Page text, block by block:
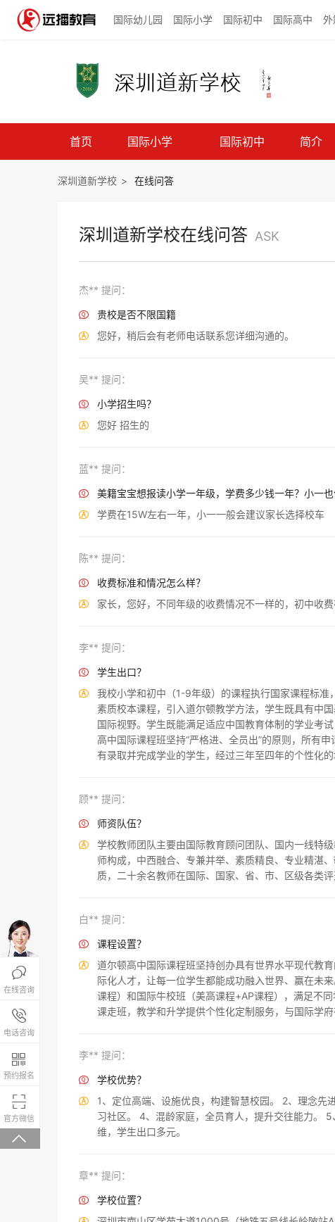
国际幼儿园 国际小学 国际初中 国际高中 外
首页 国际小学 国际初中 简介
深圳道新学校 > 在线问答
深圳道新学校在线问答 ASK
杰** 提问：
 贵校是否不限国籍
 您好，稍后会有老师电话联系您详细沟通的。
吴** 提问：
 小学招生吗？
 您好 招生的
蓝** 提问：
 美籍宝宝想报读小学一年级，学费多少钱一年？小一也
 学费在15W左右一年，小一一般会建议家长选择校车
陈** 提问：
 收费标准和情况怎么样？
 家长，您好，不同年级的收费情况不一样的，初中收
李** 提问：
 学生出口？

我校小学和初中（1-9年级）的课程执行国家课程标
素质校本课程，引入道尔顿教学方法，学生既具有中
国际视野。学生既能满足适应中国教育体制的学业考
高中国际课程班坚持“严格进、全员出”的原则，所有
有录取并完成学业的学生，经过三年至四年的个性化
顾** 提问：
 师资队伍？

学校教师团队主要由国际教育顾问团队、国内一线特
师构成，中西融合、专兼并举、素质精良、专业精湛
质，二十余名教师在国际、国家、省、市、区级各类评
白** 提问：
 课程设置？

道尔顿高中国际课程班坚持创办具有世界水平现代教
际化人才，让每一位学生都能成功融入世界、赢在未
课程）和国际牛校班（美高课程+AP课程），满足不
课走班，教学和升学提供个性化定制服务，与国际学府
李** 提问：
 学校优势？

1、定位高端、设施优良，构建智慧校园。 2、理念
习社区。 4、混龄家庭，全员育人，提升交往能力。
维，学生出口多元。
章** 提问：
 学校位置？

在线咨询

电话咨询
报名咨询热线

预约报名

官方微信 微信关注，回复“学校大礼包”有惊喜
